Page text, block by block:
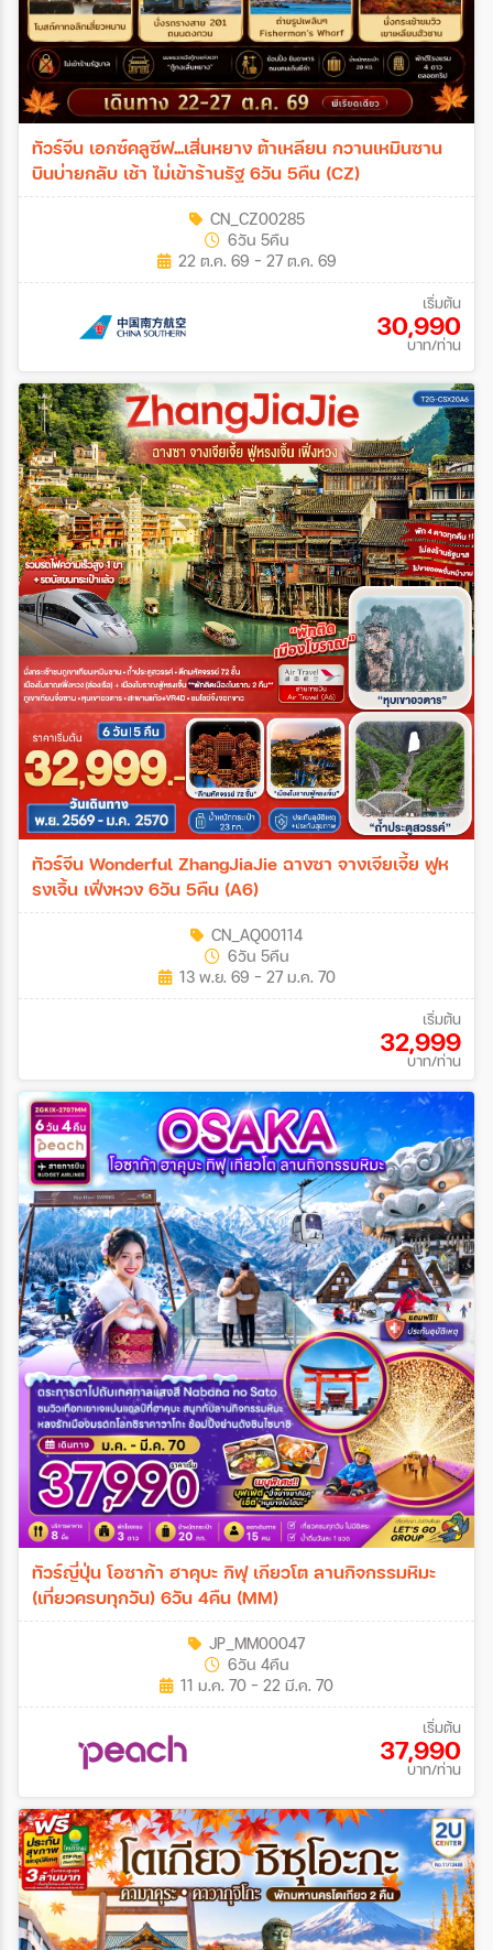
ทัวร์จีน เอกซ์คลูซีฟ...เสิ่นหยาง ต้าเหลียน กวานเหมินซาน
บินบ่ายกลับ เช้า ไม่เข้าร้านรัฐ 6วัน 5คืน (CZ)
CN_CZ00285
6วัน 5คืน
22 ต.ค. 69 - 27 ต.ค. 69
เริ่มต้น
30,990
บาท/ท่าน
ทัวร์จีน Wonderful ZhangJiaJie ฉางซา จางเจียเจี้ย ฟูห
รงเจิ้น เฟิ่งหวง 6วัน 5คืน (A6)
CN_AQ00114
6วัน 5คืน
13 พ.ย. 69 - 27 ม.ค. 70
เริ่มต้น
32,999
บาท/ท่าน
ทัวร์ญี่ปุ่น โอซาก้า ฮาคุบะ กิฟุ เกียวโต ลานกิจกรรมหิมะ
(เที่ยวครบทุกวัน) 6วัน 4คืน (MM)
JP_MM00047
6วัน 4คืน
11 ม.ค. 70 - 22 มี.ค. 70
เริ่มต้น
37,990
บาท/ท่าน